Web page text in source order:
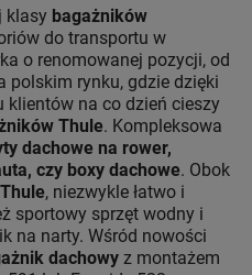
klasy bagażników
do transportu w
o renomowanej pozycji, od
polskim rynku, gdzie dzięki
klientów na co dzień cieszy
Thule. Kompleksowa
dachowe na rower,
czy boxy dachowe. Obok
Thule, niezwykle łatwo i
sportowy sprzęt wodny i
na narty. Wśród nowości
dachowy z montażem